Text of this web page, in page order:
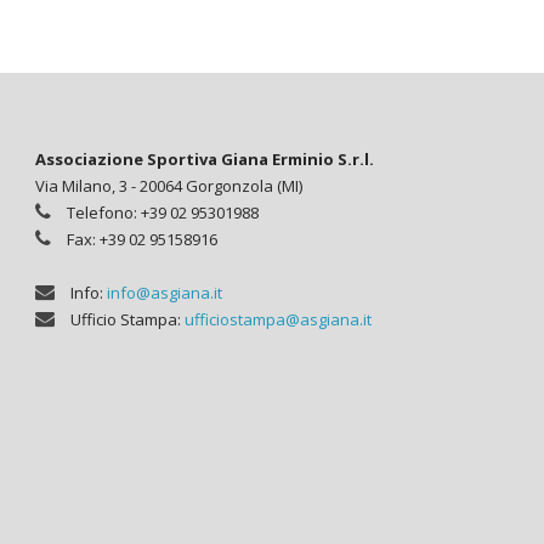
Associazione Sportiva Giana Erminio S.r.l.
Via Milano, 3 - 20064 Gorgonzola (MI)
Telefono: +39 02 95301988
Fax: +39 02 95158916
Info: info@asgiana.it
Ufficio Stampa: ufficiostampa@asgiana.it